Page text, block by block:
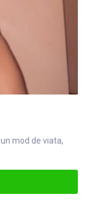
un mod de viata,